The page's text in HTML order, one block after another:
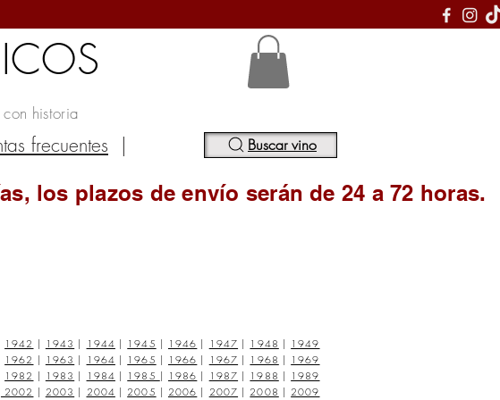
historia
frecuentes | Buscar vino
los plazos de envío serán de 24 a 72 horas.
1942 | 1943 | 1944 | 1945 | 1946 | 1947 | 1948 | 1949
1962 | 1963 | 1964 | 1965 | 1966 | 1967 | 1968 | 1969
1982 | 1983 | 1984 | 1985 | 1986 | 1987 | 1988 | 1989
2002 | 2003 | 2004 | 2005 | 2006 | 2007 | 2008 | 2009